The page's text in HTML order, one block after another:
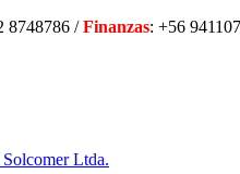
8748786 /Finanzas: +56